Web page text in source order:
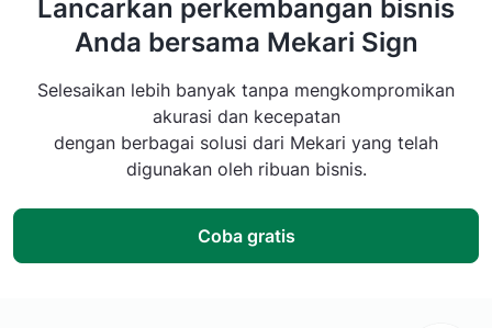
Lancarkan perkembangan bisnis
Anda bersama Mekari Sign
Selesaikan lebih banyak tanpa mengkompromikan
akurasi dan kecepatan
dengan berbagai solusi dari Mekari yang telah
digunakan oleh ribuan bisnis.
Coba gratis